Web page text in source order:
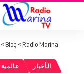
Radio Marina
>
Blog
>
الأخبار عالمية